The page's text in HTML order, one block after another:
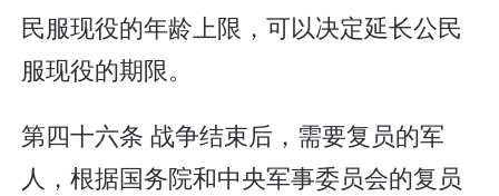
民服现役的年龄上限，可以决定延长公民
服现役的期限。
第四十六条 战争结束后，需要复员的军
人，根据国务院和中央军事委员会的复员